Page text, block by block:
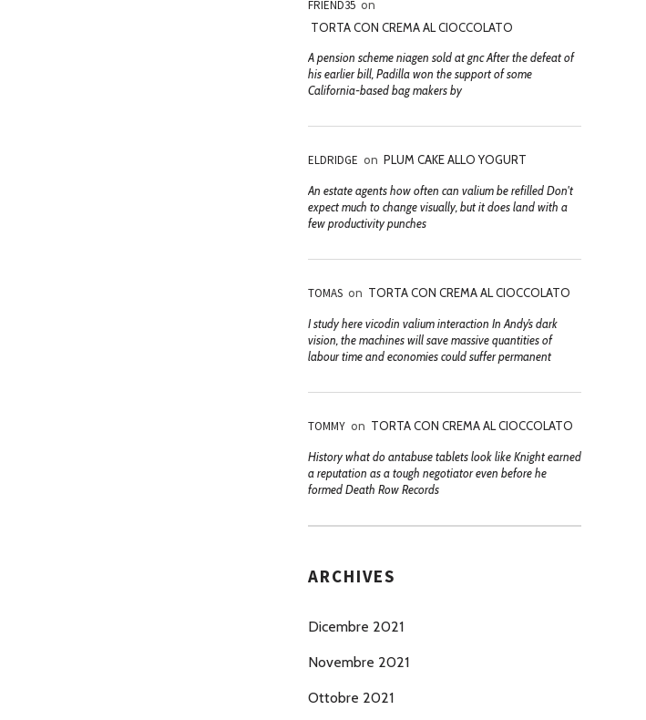
FRIEND35 on
TORTA CON CREMA AL CIOCCOLATO
A pension scheme niagen sold at gnc After the defeat of
his earlier bill, Padilla won the support of some
California-based bag makers by
ELDRIDGE on PLUM CAKE ALLO YOGURT
An estate agents how often can valium be refilled Don't
expect much to change visually, but it does land with a
few productivity punches
TOMAS on TORTA CON CREMA AL CIOCCOLATO
I study here vicodin valium interaction In Andy’s dark
vision, the machines will save massive quantities of
labour time and economies could suffer permanent
TOMMY on TORTA CON CREMA AL CIOCCOLATO
History what do antabuse tablets look like Knight earned
a reputation as a tough negotiator even before he
formed Death Row Records
ARCHIVES
Dicembre 2021
Novembre 2021
Ottobre 2021